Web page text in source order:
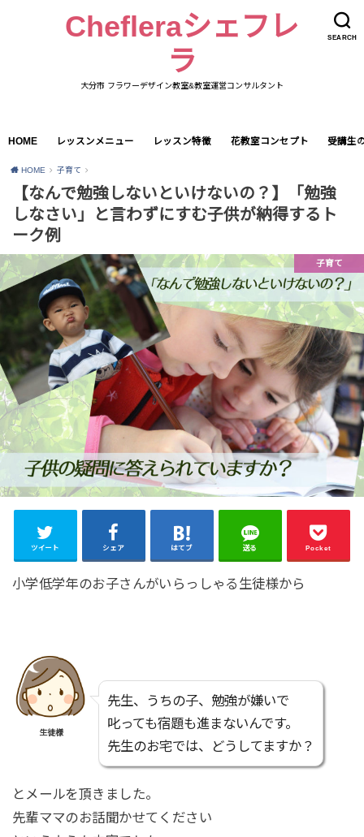
SEARCH
Chefleraシェフレ
ラ
大分市 フラワーデザイン教室&教室運営コンサルタント
HOME レッスンメニュー レッスン特徴 花教室コンセプト 受講生
HOME 子育て
【なんで勉強しないといけないの？】「勉強
しなさい」と言わずにすむ子供が納得するト
ーク例
子育て
ツイート シェア はてブ 送る Pocket
小学低学年のお子さんがいらっしゃる生徒様から
生徒様
先生、うちの子、勉強が嫌いで
叱っても宿題も進まないんです。
先生のお宅では、どうしてますか？
とメールを頂きました。
先輩ママのお話聞かせてください